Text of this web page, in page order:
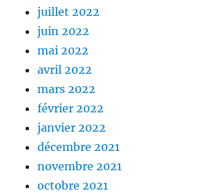
juillet 2022
juin 2022
mai 2022
avril 2022
mars 2022
février 2022
janvier 2022
décembre 2021
novembre 2021
octobre 2021